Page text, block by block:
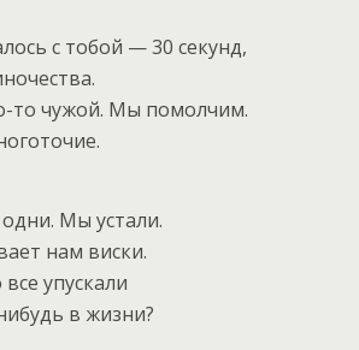
с тобой — 30 секунд,
то чужой. Мы помолчим.
Мы устали.
нам виски.
упускали
в жизни?